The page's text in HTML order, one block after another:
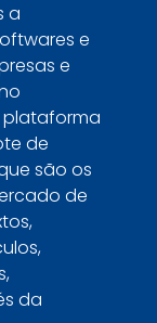
a
e
e
de
são os
de
da